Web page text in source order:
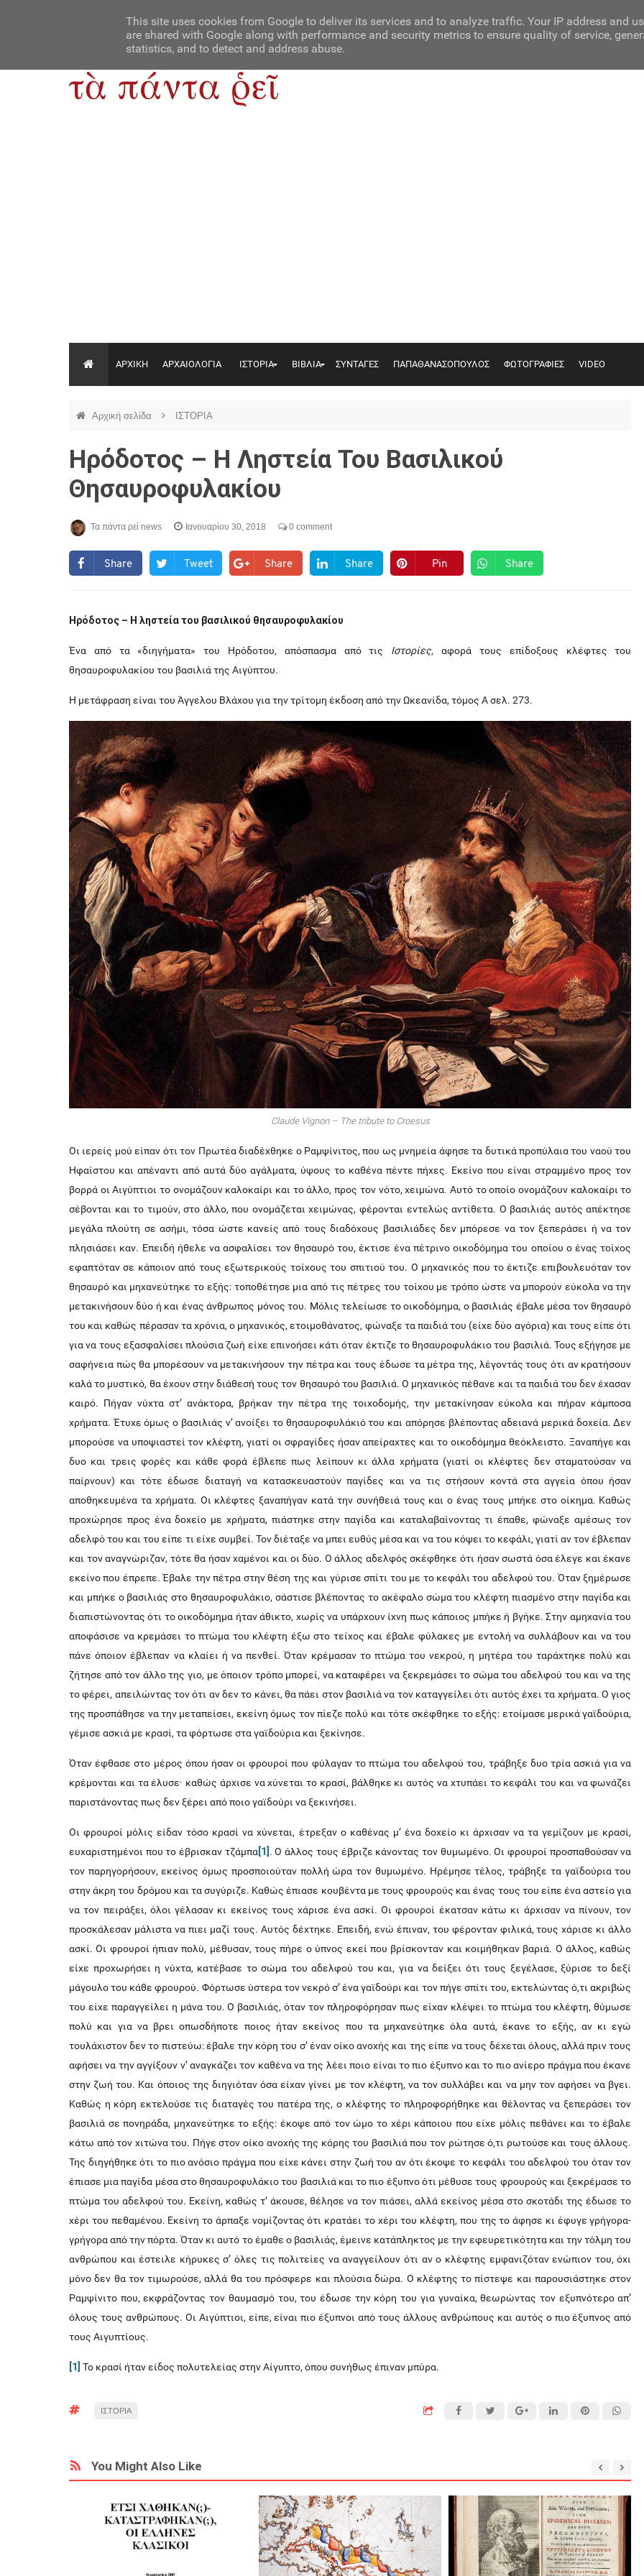
Contact Us About Us
ΑΡΧΙΚΗ ΑΡΧΑΙΟΛΟΓΙΑ ΙΣΤΟΡΙΑ ΒΙΒΛΙΑ ΣΥΝΤΑΓΕΣ ΠΑΠΑΘΑΝΑΣΟΠΟΥΛΟΣ ΦΩΤΟΓΡΑΦΙΕΣ VIDEO
Αρχική σελίδα ΙΣΤΟΡΙΑ
Ηρόδοτος – Η Ληστεία Του Βασιλικού
Θησαυροφυλακίου
Τα πάντα ρεί news Ιανουαρίου 30, 2018 0 comment
Share Tweet Share Share Pin Share
Ηρόδοτος – Η ληστεία του βασιλικού θησαυροφυλακίου
Ένα από τα «διηγήματα» του Ηρόδοτου, απόσπασμα από τις Ιστορίες, αφορά τους επίδοξους κλέφτες του
θησαυροφυλακίου του βασιλιά της Αιγύπτου.
Η μετάφραση είναι του Άγγελου Βλάχου για την τρίτομη έκδοση από την Ωκεανίδα, τόμος Α σελ. 273.
Claude Vignon – The tribute to Croesus
Οι ιερείς μού είπαν ότι τον Πρωτέα διαδέχθηκε ο Ραμψίνιτος, που ως μνημεία άφησε τα δυτικά προπύλαια του ναού του
Ηφαίστου και απέναντι από αυτά δύο αγάλματα, ύψους το καθένα πέντε πήχες. Εκείνο που είναι στραμμένο προς τον
βορρά οι Αιγύπτιοι το ονομάζουν καλοκαίρι και το άλλο, προς τον νότο, χειμώνα. Αυτό το οποίο ονομάζουν καλοκαίρι το
σέβονται και το τιμούν, στο άλλο, που ονομάζεται χειμώνας, φέρονται εντελώς αντίθετα. Ο βασιλιάς αυτός απέκτησε
μεγάλα πλούτη σε ασήμι, τόσα ώστε κανείς από τους διαδόχους βασιλιάδες δεν μπόρεσε να τον ξεπεράσει ή να τον
πλησιάσει καν. Επειδή ήθελε να ασφαλίσει τον θησαυρό του, έκτισε ένα πέτρινο οικοδόμημα του οποίου ο ένας τοίχος
εφαπτόταν σε κάποιον από τους εξωτερικούς τοίχους του σπιτιού του. Ο μηχανικός που το έκτιζε επιβουλευόταν τον
θησαυρό και μηχανεύτηκε το εξής: τοποθέτησε μια από τις πέτρες του τοίχου με τρόπο ώστε να μπορούν εύκολα να την
μετακινήσουν δύο ή και ένας άνθρωπος μόνος του. Μόλις τελείωσε το οικοδόμημα, ο βασιλιάς έβαλε μέσα τον θησαυρό
του και καθώς πέρασαν τα χρόνια, ο μηχανικός, ετοιμοθάνατος, φώναξε τα παιδιά του (είχε δύο αγόρια) και τους είπε ότι
για να τους εξασφαλίσει πλούσια ζωή είχε επινοήσει κάτι όταν έκτιζε το θησαυροφυλάκιο του βασιλιά. Τους εξήγησε με
σαφήνεια πώς θα μπορέσουν να μετακινήσουν την πέτρα και τους έδωσε τα μέτρα της, λέγοντάς τους ότι αν κρατήσουν
καλά το μυστικό, θα έχουν στην διάθεσή τους τον θησαυρό του βασιλιά. Ο μηχανικός πέθανε και τα παιδιά του δεν έχασαν
καιρό. Πήγαν νύχτα στ’ ανάκτορα, βρήκαν την πέτρα της τοιχοδομής, την μετακίνησαν εύκολα και πήραν κάμποσα
χρήματα. Έτυχε όμως ο βασιλιάς ν’ ανοίξει το θησαυροφυλάκιό του και απόρησε βλέποντας αδειανά μερικά δοχεία. Δεν
μπορούσε να υποψιαστεί τον κλέφτη, γιατί οι σφραγίδες ήσαν απείραχτες και το οικοδόμημα θεόκλειστο. Ξαναπήγε και
δυο και τρεις φορές και κάθε φορά έβλεπε πως λείπουν κι άλλα χρήματα (γιατί οι κλέφτες δεν σταματούσαν να
παίρνουν) και τότε έδωσε διαταγή να κατασκευαστούν παγίδες και να τις στήσουν κοντά στα αγγεία όπου ήσαν
αποθηκευμένα τα χρήματα. Οι κλέφτες ξαναπήγαν κατά την συνήθειά τους και ο ένας τους μπήκε στο οίκημα. Καθώς
προχώρησε προς ένα δοχείο με χρήματα, πιάστηκε στην παγίδα και καταλαβαίνοντας τι έπαθε, φώναξε αμέσως τον
αδελφό του και του είπε τι είχε συμβεί. Τον διέταξε να μπει ευθύς μέσα και να του κόψει το κεφάλι, γιατί αν τον έβλεπαν
και τον αναγνώριζαν, τότε θα ήσαν χαμένοι και οι δύο. Ο άλλος αδελφός σκέφθηκε ότι ήσαν σωστά όσα έλεγε και έκανε
εκείνο που έπρεπε. Έβαλε την πέτρα στην θέση της και γύρισε σπίτι του με το κεφάλι του αδελφού του. Όταν ξημέρωσε
και μπήκε ο βασιλιάς στο θησαυροφυλάκιο, σάστισε βλέποντας το ακέφαλο σώμα του κλέφτη πιασμένο στην παγίδα και
διαπιστώνοντας ότι το οικοδόμημα ήταν άθικτο, χωρίς να υπάρχουν ίχνη πως κάποιος μπήκε ή βγήκε. Στην αμηχανία του
αποφάσισε να κρεμάσει το πτώμα του κλέφτη έξω στο τείχος και έβαλε φύλακες με εντολή να συλλάβουν και να του
πάνε όποιον έβλεπαν να κλαίει ή να πενθεί. Όταν κρέμασαν το πτώμα του νεκρού, η μητέρα του ταράχτηκε πολύ και
ζήτησε από τον άλλο της γιο, με όποιον τρόπο μπορεί, να καταφέρει να ξεκρεμάσει το σώμα του αδελφού του και να της
το φέρει, απειλώντας τον ότι αν δεν το κάνει, θα πάει στον βασιλιά να τον καταγγείλει ότι αυτός έχει τα χρήματα. Ο γιος
της προσπάθησε να την μεταπείσει, εκείνη όμως τον πίεζε πολύ και τότε σκέφθηκε το εξής: ετοίμασε μερικά γαϊδούρια,
γέμισε ασκιά με κρασί, τα φόρτωσε στα γαϊδούρια και ξεκίνησε.
Όταν έφθασε στο μέρος όπου ήσαν οι φρουροί που φύλαγαν το πτώμα του αδελφού του, τράβηξε δυο τρία ασκιά για να
κρέμονται και τα έλυσε· καθώς άρχισε να χύνεται το κρασί, βάλθηκε κι αυτός να χτυπάει το κεφάλι του και να φωνάζει
παριστάνοντας πως δεν ξέρει από ποιο γαϊδούρι να ξεκινήσει.
Οι φρουροί μόλις είδαν τόσο κρασί να χύνεται, έτρεξαν ο καθένας μ’ ένα δοχείο κι άρχισαν να τα γεμίζουν με κρασί,
ευχαριστημένοι που το έβρισκαν τζάμπα[1] . Ο άλλος τους έβριζε κάνοντας τον θυμωμένο. Οι φρουροί προσπαθούσαν να
τον παρηγορήσουν, εκείνος όμως προσποιούταν πολλή ώρα τον θυμωμένο. Ηρέμησε τέλος, τράβηξε τα γαϊδούρια του
στην άκρη του δρόμου και τα συγύριζε. Καθώς έπιασε κουβέντα με τους φρουρούς και ένας τους του είπε ένα αστείο για
να τον πειράξει, όλοι γέλασαν κι εκείνος τους χάρισε ένα ασκί. Οι φρουροί έκατσαν κάτω κι άρχισαν να πίνουν, τον
προσκάλεσαν μάλιστα να πιει μαζί τους. Αυτός δέχτηκε. Επειδή, ενώ έπιναν, του φέρονταν φιλικά, τους χάρισε κι άλλο
ασκί. Οι φρουροί ήπιαν πολύ, μέθυσαν, τους πήρε ο ύπνος εκεί που βρίσκονταν και κοιμήθηκαν βαριά. Ο άλλος, καθώς
είχε προχωρήσει η νύχτα, κατέβασε το σώμα του αδελφού του και, για να δείξει ότι τους ξεγέλασε, ξύρισε το δεξί
μάγουλο του κάθε φρουρού. Φόρτωσε ύστερα τον νεκρό σ’ ένα γαϊδούρι και τον πήγε σπίτι του, εκτελώντας ό,τι ακριβώς
του είχε παραγγείλει η μάνα του. Ο βασιλιάς, όταν τον πληροφόρησαν πως είχαν κλέψει το πτώμα του κλέφτη, θύμωσε
πολύ και για να βρει οπωσδήποτε ποιος ήταν εκείνος που τα μηχανεύτηκε όλα αυτά, έκανε το εξής, αν κι εγώ
τουλάχιστον δεν το πιστεύω: έβαλε την κόρη του σ’ έναν οίκο ανοχής και της είπε να τους δέχεται όλους, αλλά πριν τους
αφήσει να την αγγίξουν ν’ αναγκάζει τον καθένα να της λέει ποιο είναι το πιο έξυπνο και το πιο ανίερο πράγμα που έκανε
στην ζωή του. Και όποιος της διηγιόταν όσα είχαν γίνει με τον κλέφτη, να τον συλλάβει και να μην τον αφήσει να βγει.
Καθώς η κόρη εκτελούσε τις διαταγές του πατέρα της, ο κλέφτης το πληροφορήθηκε και θέλοντας να ξεπεράσει τον
βασιλιά σε πονηράδα, μηχανεύτηκε το εξής: έκοψε από τον ώμο το χέρι κάποιου που είχε μόλις πεθάνει και το έβαλε
κάτω από τον χιτώνα του. Πήγε στον οίκο ανοχής της κόρης του βασιλιά που τον ρώτησε ό,τι ρωτούσε και τους άλλους.
Της διηγήθηκε ότι το πιο ανόσιο πράγμα που είχε κάνει στην ζωή του αν ότι έκοψε το κεφάλι του αδελφού του όταν τον
έπιασε μια παγίδα μέσα στο θησαυροφυλάκιο του βασιλιά και το πιο έξυπνο ότι μέθυσε τους φρουρούς και ξεκρέμασε το
πτώμα του αδελφού του. Εκείνη, καθώς τ’ άκουσε, θέλησε να τον πιάσει, αλλά εκείνος μέσα στο σκοτάδι της έδωσε το
χέρι του πεθαμένου. Εκείνη το άρπαξε νομίζοντας ότι κρατάει το χέρι του κλέφτη, που της το άφησε κι έφυγε γρήγορα-
γρήγορα από την πόρτα. Όταν κι αυτό το έμαθε ο βασιλιάς, έμεινε κατάπληκτος με την εφευρετικότητα και την τόλμη του
ανθρώπου και έστειλε κήρυκες σ’ όλες τις πολιτείες να αναγγείλουν ότι αν ο κλέφτης εμφανιζόταν ενώπιον του, όχι
μόνο δεν θα τον τιμωρούσε, αλλά θα του πρόσφερε και πλούσια δώρα. Ο κλέφτης το πίστεψε και παρουσιάστηκε στον
Ραμψίνιτο που, εκφράζοντας τον θαυμασμό του, του έδωσε την κόρη του για γυναίκα, θεωρώντας τον εξυπνότερο απ’
όλους τους ανθρώπους. Οι Αιγύπτιοι, είπε, είναι πιο έξυπνοι από τους άλλους ανθρώπους και αυτός ο πιο έξυπνος από
τους Αιγυπτίους.
[1] Το κρασί ήταν είδος πολυτελείας στην Αίγυπτο, όπου συνήθως έπιναν μπύρα.
ΙΣΤΟΡΙΑ
You Might Also Like
This site uses cookies from Google to deliver its services and to analyze traffic. Your IP address and
are shared with Google along with performance and security metrics to ensure quality of service,
statistics, and to detect and address abuse.